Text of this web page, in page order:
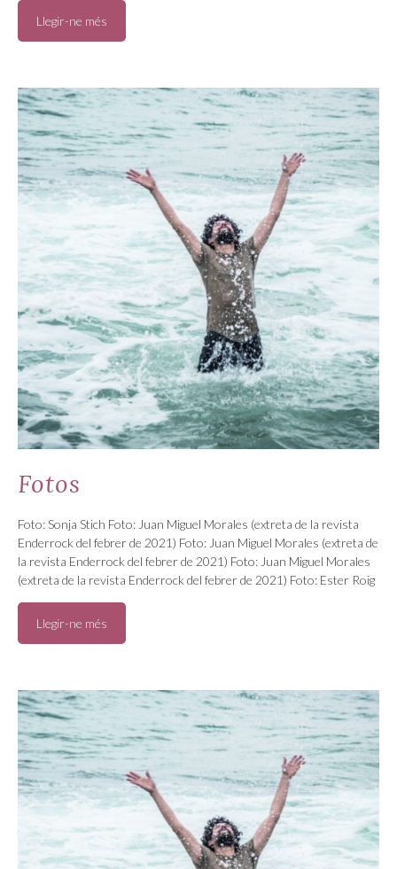
Llegir-ne més
Fotos
Foto: Sonja Stich Foto: Juan Miguel Morales (extreta de la revista
Enderrock del febrer de 2021) Foto: Juan Miguel Morales (extreta de
la revista Enderrock del febrer de 2021) Foto: Juan Miguel Morales
(extreta de la revista Enderrock del febrer de 2021) Foto: Ester Roig
Llegir-ne més